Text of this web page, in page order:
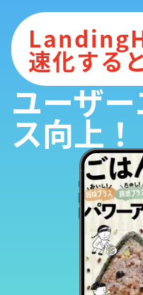
速化する
ユーザ
ス向上！